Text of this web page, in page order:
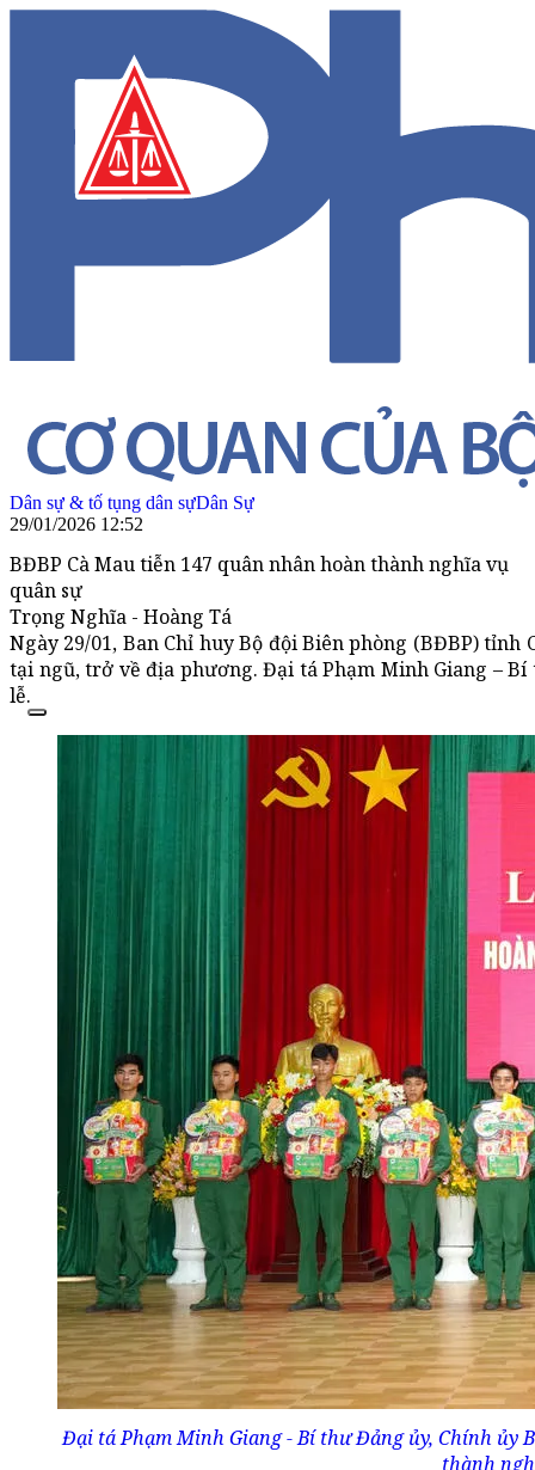
Dân sự & tố tụng dân sựDân Sự
29/01/2026 12:52
BĐBP Cà Mau tiễn 147 quân nhân hoàn thành nghĩa vụ
quân sự
Trọng Nghĩa - Hoàng Tá
Ngày 29/01, Ban Chỉ huy Bộ đội Biên phòng (BĐBP)
tại ngũ, trở về địa phương. Đại tá Phạm Minh Giang –
lễ.
Đại tá Phạm Minh Giang - Bí thư Đảng ủy, Chính ủy
thành